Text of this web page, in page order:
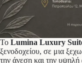
Το Lumina Luxury
ξενοδοχείου, σε μια
την άνεση και την υψηλή